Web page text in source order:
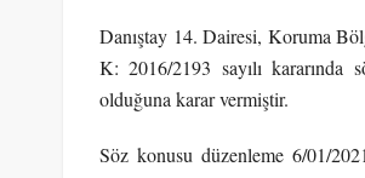
Danıştay 14. Dairesi, Koruma
K: 2016/2193 sayılı kararında
olduğuna karar vermiştir.
Söz konusu düzenleme 6/01/